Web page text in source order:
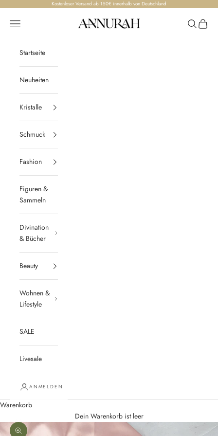
Zum Inhalt springenKostenloser Versand ab 150€ innerhalb von Deutschland
Annurah
Menü Suchen
Startseite
Neuheiten
Kristalle
Schmuck
Fashion
Figuren &
Sammeln
Divination
& Bücher
Beauty
Wohnen &
Lifestyle
SALE
Livesale
ANMELDEN
Warenkorb
Dein Warenkorb ist leer